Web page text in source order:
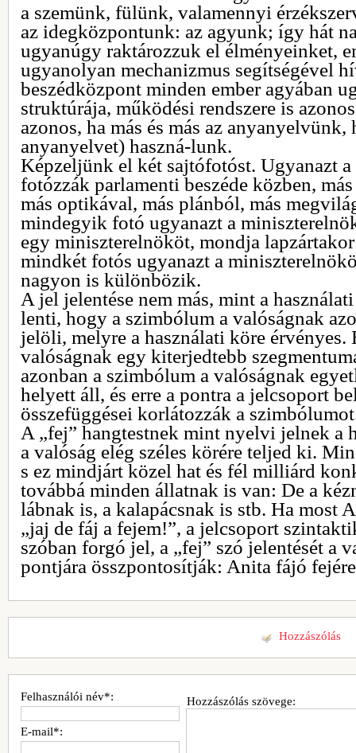
a szemünk, fülünk, valamennyi
az idegközpontunk: az agyunk; így hát
ugyanúgy raktározzuk el élményeinket,
ugyanolyan mechanizmus segítségével
beszédközpont minden ember agyában
struktúrája, működési rendszere is
azonos, ha más és más az
anyanyelvet) haszná-lunk.
Képzeljünk el két sajtófotóst. Ugyanazt
fotózzák parlamenti beszéde közben,
más optikával, más plánból, más
mindegyik fotó ugyanazt a
egy miniszterelnököt, mondja lapzártakor
mindkét fotós ugyanazt a
nagyon is különbözik.
A jel jelentése nem más, mint a
lenti, hogy a szimbólum a valóságnak
jelöli, melyre a használati köre érvényes.
valóságnak egy kiterjedtebb
azonban a szimbólum a valóságnak
helyett áll, és erre a pontra a jelcsoport
összefüggései korlátozzák a
A „fej” hangtestnek mint nyelvi jelnek a
a valóság elég széles körére teljed ki.
s ez mindjárt közel hat és fél milliárd
továbbá minden állatnak is van: De a
lábnak is, a kalapácsnak is stb. Ha most
„jaj de fáj a fejem!”, a jelcsoport
szóban forgó jel, a „fej” szó jelentését a
pontjára összpontosítják: Anita fájó
Hozzászólás
Hozzászólás szövege:
Felhasználói név*:
E-mail*: